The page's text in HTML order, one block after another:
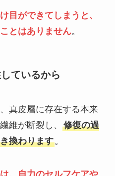
目ができてしまうと、
とはありません。
ているから
真皮層に存在する本来
維が断裂し、 修復の過
換わります。